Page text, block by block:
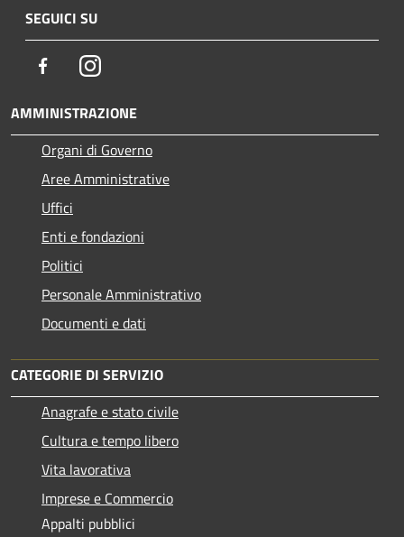
SEGUICI SU
FacebookInstagram
AMMINISTRAZIONE
Organi di Governo
Aree Amministrative
Uffici
Enti e fondazioni
Politici
Personale Amministrativo
Documenti e dati
CATEGORIE DI SERVIZIO
Anagrafe e stato civile
Cultura e tempo libero
Vita lavorativa
Imprese e Commercio
Appalti pubblici